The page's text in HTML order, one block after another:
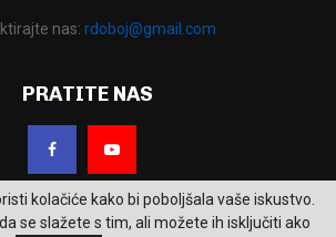
nas: rdoboj@gmail.com
PRATITE NAS
kolačiće kako bi poboljšala vaše iskustvo.
se slažete s tim, ali možete ih isključiti ako